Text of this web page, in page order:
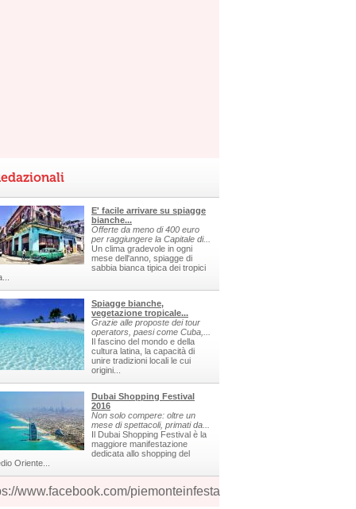
E' facile arrivare su spiagge
bianche...
Offerte da meno di 400 euro
per raggiungere la Capitale di...
Un clima gradevole in ogni
mese dell'anno, spiagge di
sabbia bianca tipica dei tropici
Spiagge bianche,
vegetazione tropicale...
Grazie alle proposte dei tour
operators, paesi come Cuba,...
Il fascino del mondo e della
cultura latina, la capacità di
unire tradizioni locali le cui
origini...
Dubai Shopping Festival
2016
Non solo compere: oltre un
mese di spettacoli, primati da...
Il Dubai Shopping Festival è la
maggiore manifestazione
dedicata allo shopping del
Oriente...
www.facebook.com/piemonteinfesta